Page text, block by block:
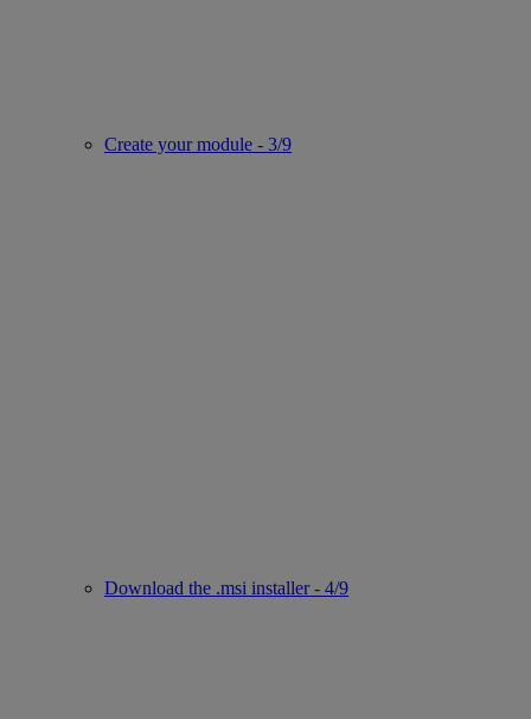
Create your module - 3/9
Download the .msi installer - 4/9